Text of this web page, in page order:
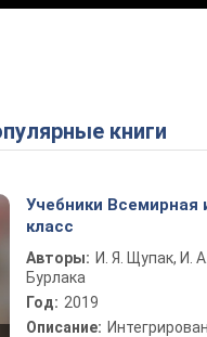
Play
книги
Учебники Всемирная
класс
Авторы: И. Я. Щупак, И.
Бурлака
Год: 2019
Описание: